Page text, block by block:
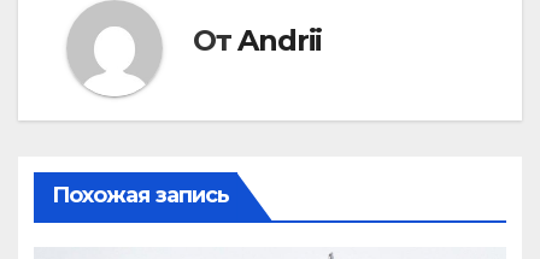
ОтAndrii
Похожая запись